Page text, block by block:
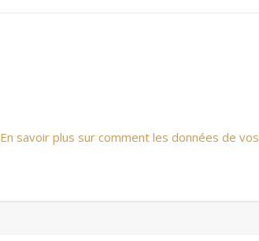
En savoir plus sur comment les données de vos